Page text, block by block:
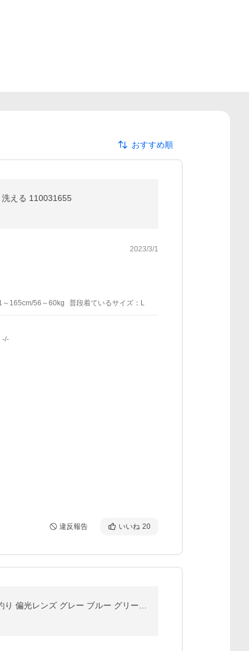
おすすめ順
える 110031655
2023/3/1
～165cm/56～60kg
普段着ているサイズ：L
-/-
違反報告 いいね 20